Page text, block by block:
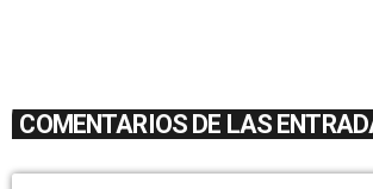
COMENTARIOS DE LAS